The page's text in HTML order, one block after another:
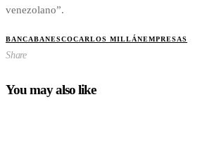
venezolano”.
BANCABANESCOCARLOS MILLÁNEMPRESAS
Share
You may also like